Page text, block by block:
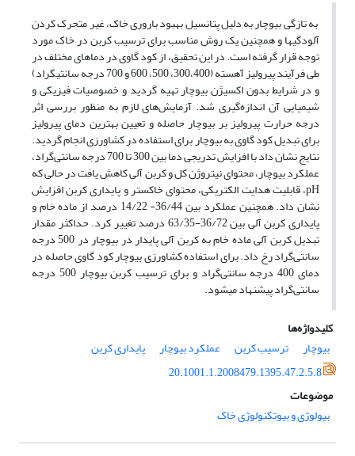
به تازگی بیوچار به دلیل پتانسیل بهبود باروری خاک، غیر متحرک کردن
آلودگی‏ها و همچنین یک روش مناسب برای ترسیب کربن در خاک مورد
توجه قرار گرفته است. در این تحقیق، از کود گاوی در دماهای مختلف در
طی فرآیند پیرولیز آهسته (300،400، 500، 600 و 700 درجه سانتی‏گراد)
و در شرایط بدون اکسیژن بیوچار تهیه گردید و خصوصیات فیزیکی و
شیمیایی آن اندازه‌گیری شد. آزمایش‌های لازم به منظور بررسی اثر
درجه حرارت پیرولیز بر بیوچار حاصله و تعیین بهترین دمای پیرولیز
برای تبدیل کود گاوی به بیوچار برای استفاده در کشاورزی انجام گردید.
نتایج نشان داد با افزایش تدریجی دما بین 300 تا 700 درجه سانتی‌گراد،
عملکرد بیوچار، محتوای نیتروژن کل و کربن آلی کاهش یافت در حالی که
pH، قابلیت هدایت الکتریکی، محتوای خاکستر و پایداری کربن افزایش
نشان داد. همچنین عملکرد بین 36/44- 14/22 درصد از ماده خام و
پایداری کربن آلی بین 36/72-63/35 درصد تغییر کرد. حداکثر مقدار
تبدیل کربن آلی ماده خام به کربن آلی پایدار در بیوچار در 500 درجه
سانتی‌گراد رخ داد. برای استفاده کشاورزی بیوچار کود گاوی حاصله در
دمای 400 درجه سانتی‌گراد و برای ترسیب کربن بیوچار 500 درجه
سانتی‌گراد پیشنهاد می‏شود.
کلیدواژه‌ها
بیوچار
ترسیب کربن عملکرد بیوچار
پایداری کربن
20.1001.1.2008479.1395.47.2.5.8
موضوعات
بیولوژی و بیوتکنولوژی خاک